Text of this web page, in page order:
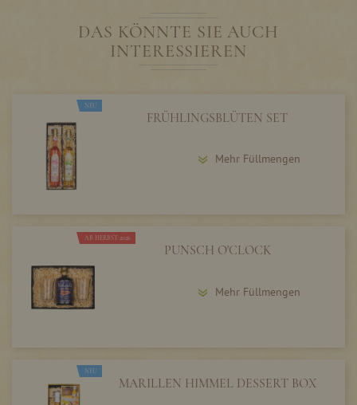
DAS KÖNNTE SIE AUCH
INTERESSIEREN
NEU
FRÜHLINGSBLÜTEN SET
Mehr Füllmengen
AB HERBST 2026
PUNSCH O'CLOCK
Mehr Füllmengen
NEU
MARILLEN HIMMEL DESSERT BOX